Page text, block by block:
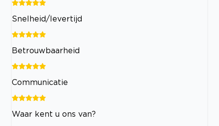
Snelheid/levertijd
Betrouwbaarheid
Communicatie
Waar kent u ons van?